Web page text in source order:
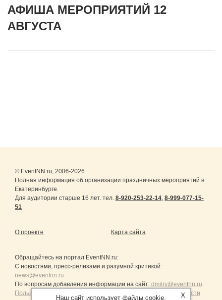
АФИША МЕРОПРИЯТИЙ 12
АВГУСТА
© EventNN.ru, 2006-2026
Полная информация об организации праздничных мероприятий в
Екатеринбурге.
Для аудитории старше 16 лет. тел. 8-920-253-22-14, 8-999-077-15-
51
О проекте Карта сайта
Обращайтесь на портал EventNN.ru:
С новостями, пресс-релизами и разумной критикой:
news@eventnn.ru
По вопросам добавления информации на сайт: dmitry@eventnn.ru
Пользовательское Соглашение и политика конфиденциальности
X
Наш сайт использует файлы cookie.